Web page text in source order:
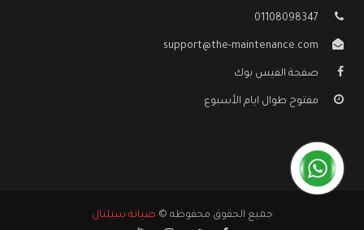
01108098347
support@the-maintenance.com
صفحة الفيس بوك
مفتوح طوال ايام الأسبوع
جميع الحقوق محفوظه © صيانة سيلتال